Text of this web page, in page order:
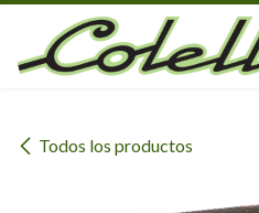
Ir al contenido
Todos los productos